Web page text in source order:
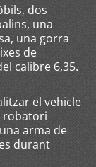
dos
una
una gorra
de
calibre 6,35.
el vehicle
robatori
arma de
durant